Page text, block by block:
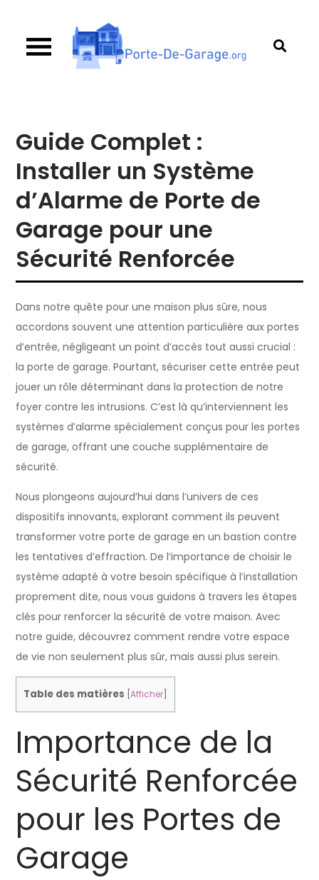
content
Guide Complet :
Installer un Système
d’Alarme de Porte de
Garage pour une
Sécurité Renforcée
Dans notre quête pour une maison plus sûre, nous
accordons souvent une attention particulière aux portes
d’entrée, négligeant un point d’accès tout aussi crucial :
la porte de garage. Pourtant, sécuriser cette entrée peut
jouer un rôle déterminant dans la protection de notre
foyer contre les intrusions. C’est là qu’interviennent les
systèmes d’alarme spécialement conçus pour les portes
de garage, offrant une couche supplémentaire de
sécurité.
Nous plongeons aujourd’hui dans l’univers de ces
dispositifs innovants, explorant comment ils peuvent
transformer votre porte de garage en un bastion contre
les tentatives d’effraction. De l’importance de choisir le
système adapté à votre besoin spécifique à l’installation
proprement dite, nous vous guidons à travers les étapes
clés pour renforcer la sécurité de votre maison. Avec
notre guide, découvrez comment rendre votre espace
de vie non seulement plus sûr, mais aussi plus serein.
Table des matières [Afficher
Importance de la
Sécurité Renforcée
pour les Portes de
Garage